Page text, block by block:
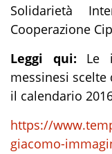
Solidarietà
Cooperazione
Leggi qui: Le
messinesi
il calendario
https://
giacomo-